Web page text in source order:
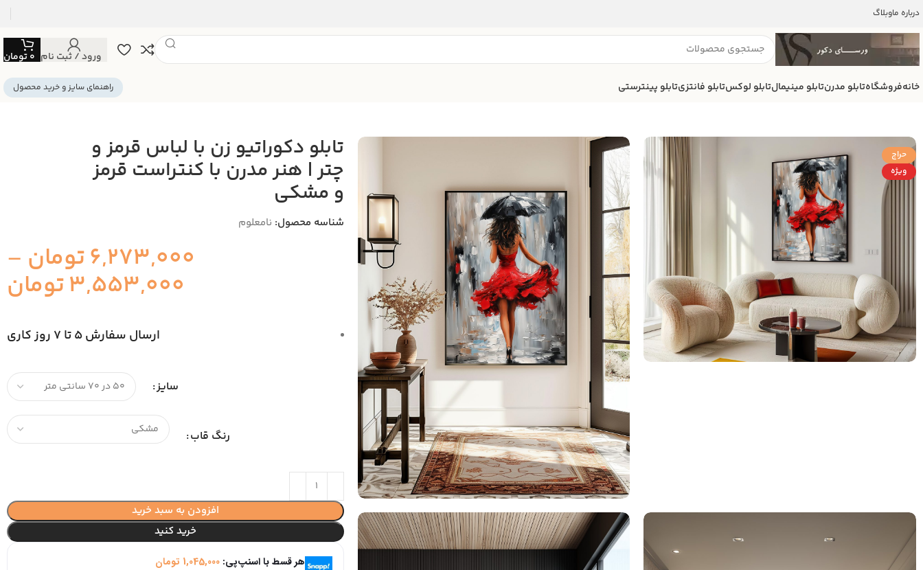
درباره ماوبلاگ
ورود / ثبت نام 0تومان
خانهفروشگاهتابلو مدرنتابلو مینیمالتابلو لوکستابلو فانتزیتابلو پینترستی راهنمای سایز و خرید محصول
حراج
ویژه
تابلو دکوراتیو زن با لباس قرمز و
چتر | هنر مدرن با کنتراست قرمز
و مشکی
شناسه محصول: نامعلوم
6,273,000تومان –
3,553,000تومان
ارسال سفارش 5 تا 7 روز کاری
سایز
رنگ قاب
افزودن به سبد خرید
خرید کنید
هر قسط با اسنپ‌پی:1,045,000 تومان